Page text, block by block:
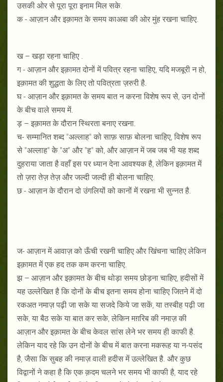
उसकी ओर से पूरा पूरा इनाम मिल सके.
क - आज़ान और इक़ामत के समय काअबा की ओर मुंह रखना चाहिए.
ख – खड़ा रहना चाहिए .
ग - आज़ान और इक़ामत दोनों में पवित्र रहना चाहिए, यदि मजबूरी न हो,
इक़ामत की शुद्धता के लिए तो पवित्रता ज़रुरी है.
घ - आज़ान और इक़ामत के समय बात न करना विशेष रूप से, उन दोनों
के बीच वाले समय में.
ड़ – इक़ामत के दौरान स्थिरता बनाए रखना.
च- सम्मानित शब्द "अल्लाह" को साफ़ साफ़ बोलना चाहिए, विशेष रूप
से "अल्लाह" के "अ" और "ह" को, और आज़ान में जब जब भी यह शब्द
दुहराया जाता है वहाँ इस पर ध्यान देना आवश्यक है, लेकिन इक़ामत में
तो ज़रा तेज़ तेज़ और जल्दी जल्दी ही बोलना चाहिए.
छ - आज़ान के दौरान दो उंगलियों को कानों में रखना भी सुन्नत है.
ज- आज़ान में आवाज़ को ऊँची रखनी चाहिए और खिंचना चाहिए लेकिन
इक़ामत में एक हद तक कम करना चाहिए.
झ – आज़ान और इक़ामत के बीच थोड़ा समय छोड़ना चाहिए, हदीसों में
यह उल्लेखित है कि दोनों के बीच इतना समय होना चाहिए जितने में दो
रकअत नमाज़ पढ़ी जा सके या सजदे किये जा सकें, या तस्बीह पढ़ी जा
सके, या बैठ सके या बात कर सके, लेकिन मग़रिब की नमाज़ की
आज़ान और इक़ामत के बीच केवल सांस लेने भर समय ही काफी है.
लेकिन याद रहे कि उन दोनों के बीच में बात करना मकरूह या न-पसंद
है, जैसा कि सुबह की नमाज़ वाली हदीस में उल्लेखित है. और कुछ
विद्वानों ने कहा है कि एक क़दम चलने भर समय भी काफी है, याद रहे